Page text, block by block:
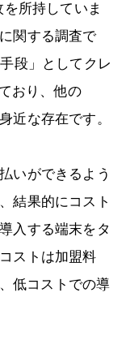
所持していま
関する調査で
段」としてクレ
おり、他の
近な存在です。
いができるよう
結果的にコスト
入する端末をタ
ストは加盟料
低コストでの導